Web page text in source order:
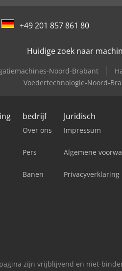
+49 201 857 861 80
Huidige zoek naar
Noord-Brabant
Voedertechnologie-Noord-
bedrijf
Over ons
Pers
Banen
Juridisch
Impressum
Algemene
Privacyverklaring
zijn vrijblijvend en niet-